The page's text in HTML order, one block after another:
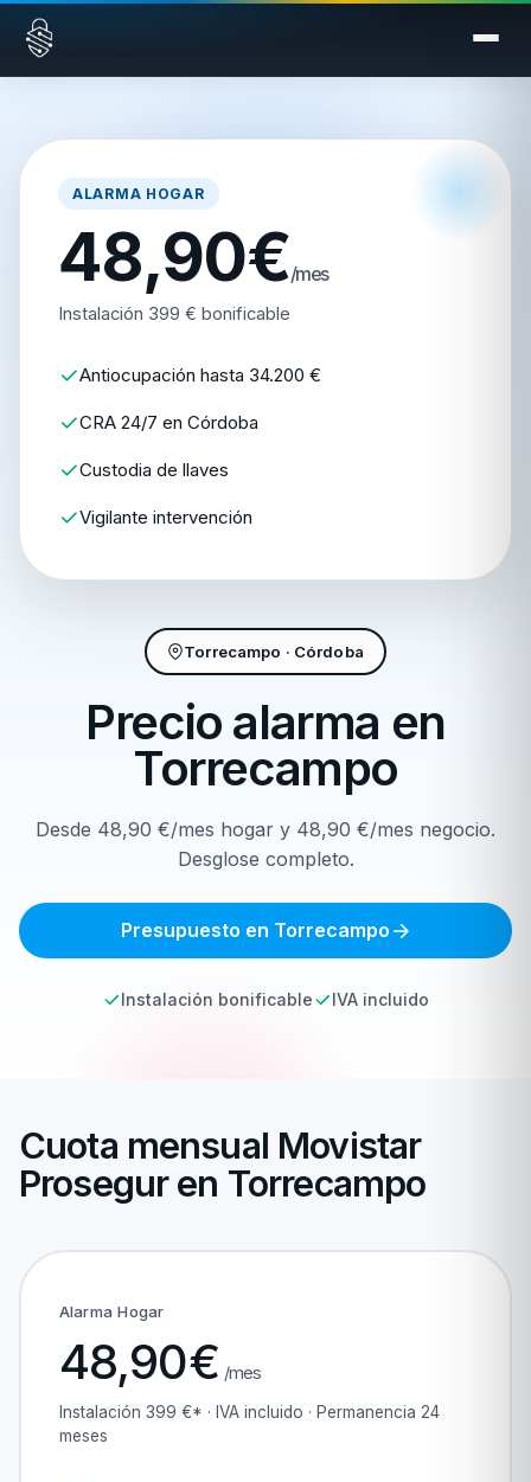
Saltar al contenido
Torrecampo · Córdoba
Precio alarma en
Torrecampo
Desde 48,90 €/mes hogar y 48,90 €/mes negocio.
Desglose completo.
Presupuesto en Torrecampo
Instalación bonificable IVA incluido
ALARMA HOGAR
48,90€/mes
Instalación 399 € bonificable
Antiocupación hasta 34.200 €
CRA 24/7 en Córdoba
Custodia de llaves
Vigilante intervención
Cuota mensual Movistar
Prosegur en Torrecampo
Alarma Hogar
48,90€ /mes
Instalación 399 €* · IVA incluido · Permanencia 24
meses